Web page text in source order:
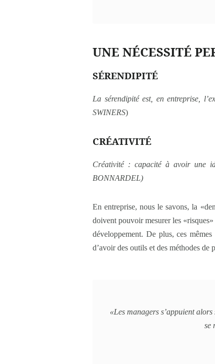
UNE NÉCESSITÉ
SÉRENDIPITÉ
La sérendipité est, en entreprise,
SWINERS)
CRÉATIVITÉ
Créativité : capacité à avoir une
BONNARDEL)
En entreprise, nous le savons, la
doivent pouvoir mesurer les
développement. De plus, ces
d’avoir des outils et des méthodes de
«Les managers s’appuient
se